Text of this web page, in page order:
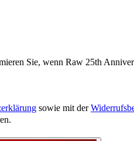
Sie, wenn Raw 25th
sowie mit der